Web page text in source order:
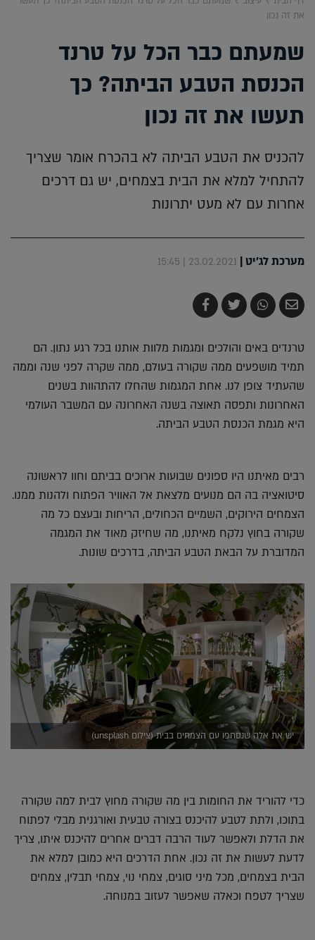
את זה נכון
שמעתם כבר הכל על טרנד
הכנסת הטבע הביתה? כך
תעשו את זה נכון
להכניס את הטבע הביתה לא בהכרח אומר שצריך
להתחיל למלא את הבית בצמחים, יש גם דרכים
אחרות עם לא מעט יתרונות
מערכת לג'יט|
23.02.2021 | 15:45
שלח
בדואר
שתף
ב-
צייץ
ב-
שתף
ב-
טרנדים באים והולכים ומגמות מלוות אותנו בכל רגע נתון. הם
תמיד מושפעים ממה שקורה בעולם, ממה שקרה לפני שנה וממה
שהעתיד צופן לנו. אחת המגמות שהחלו להתהוות בשנים
האחרונות ותפסה תאוצה בשנה האחרונה עם המשבר העולמי
היא מגמת הכנסת הטבע הביתה.
רבים מאיתנו היו ספונים שבועות ארוכים בביתם וחוו לראשונה
סיטואציה בה הם מנועים מלצאת אל האוויר הפתוח ולהנות ממנו.
הצמחים הירוקים, השמיים הכחולים, הריחות ובעצם כל מה
שקורה בחוץ נלקח מאיתנו, מה שחיזק מאוד את המגמה
המדוברת על הבאת הטבע הביתה, בדרכים שונות.
יש את אלה שנסחפו עם הצמחים בבית (צילום unsplash)
כדי להוריד את החומות בין מה שקורה מחוץ לבית למה שקורה
בתוכו, ולתת לטבע להיכנס בצורה טבעית ואורגנית מבלי לפתוח
את הדלת ולאפשר לעוד הרבה דברים אחרים להיכנס איתו, צריך
לדעת לעשות את זה נכון. אחת הדרכים היא כמובן למלא את
הבית בצמחים, מכל מיני סוגים, צמחי נוי, צמחי תבלין, צמחים
שצריך לטפח וכאלה שאפשר לעזוב במנוחה.